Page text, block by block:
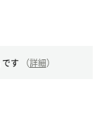
です （詳細）